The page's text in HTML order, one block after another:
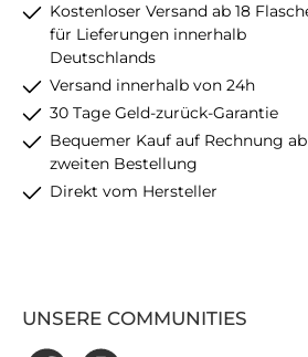
Kostenloser Versand ab 18
für Lieferungen innerhalb
Deutschlands
Versand innerhalb von 24h
30 Tage Geld-zurück-Garantie
Bequemer Kauf auf Rechnung
zweiten Bestellung
Direkt vom Hersteller
UNSERE COMMUNITIES